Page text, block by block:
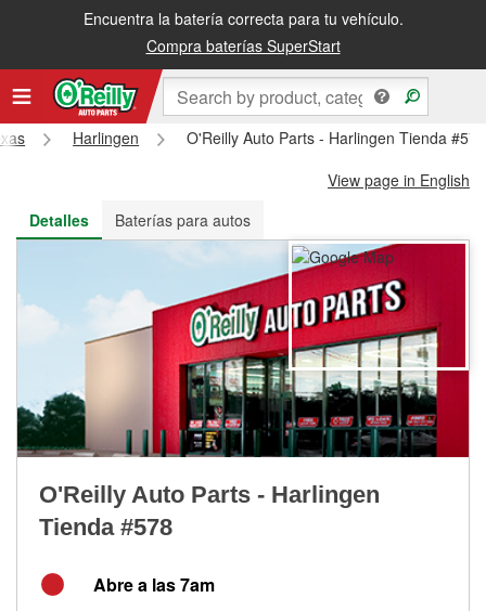
Encuentra la batería correcta para tu vehículo.
Compra baterías SuperStart
Recibe tu orden gratis al día siguiente o recógela en la tienda
Harlingen
O'Reilly Auto Parts - Harlingen Tienda #578
View page in English
Detalles
Baterías para autos
O'Reilly Auto Parts - Harlingen
Tienda #578
Abre a las 7am